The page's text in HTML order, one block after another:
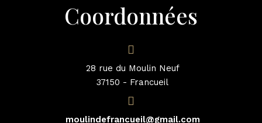
Coordonnées
28 rue du Moulin Neuf
37150 - Francueil
moulindefrancueil@gmail.com